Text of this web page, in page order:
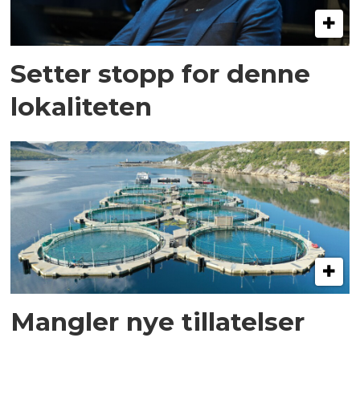
Setter stopp for denne
lokaliteten
Mangler nye tillatelser